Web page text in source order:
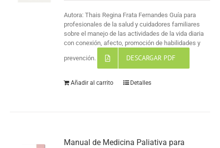
Autora: Thais Regina Frata Fernandes Guía para
profesionales de la salud y cuidadores familiares
sobre el manejo de las actividades de la vida diaria
con conexión, afecto, promoción de habilidades y
prevención. DESCARGAR PDF
Añadir al carrito Detalles
Manual de Medicina Paliativa para